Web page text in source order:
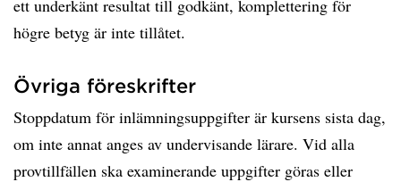
ett underkänt resultat till godkänt, komplettering för
högre betyg är inte tillåtet.
Övriga föreskrifter
Stoppdatum för inlämningsuppgifter är kursens sista dag,
om inte annat anges av undervisande lärare. Vid alla
provtillfällen ska examinerande uppgifter göras eller